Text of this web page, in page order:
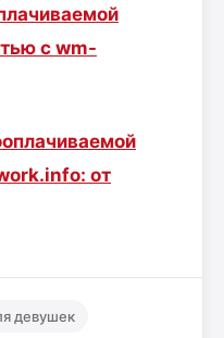
с wm-
от
девушек